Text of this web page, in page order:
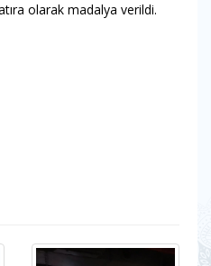
olarak madalya verildi.